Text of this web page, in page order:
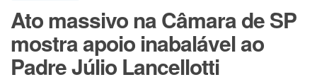
Ato massivo na Câmara de SP
mostra apoio inabalável ao
Padre Júlio Lancellotti